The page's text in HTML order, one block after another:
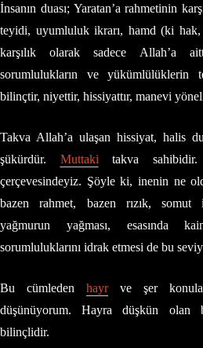
İnsanın duası; Yaratan’a rahmetinin
teyidi, uyumluluk ikrarı, hamd (ki hak,
karşılık olarak sadece Allah’a
sorumlulukların ve yükümlülüklerin
bilinçtir, niyettir, hissiyattır, manevi
Takva Allah’a ulaşan hissiyat, halis
şükürdür. Muttaki takva sahibidir.
çerçevesindeyiz. Şöyle ki, inenin ne
bazen rahmet, bazen rızık, somut
yağmurun yağması, esasında
sorumluluklarını idrak etmesi de bu
Bu cümleden hayrve şer
düşünüyorum. Hayra düşkün olan
bilinçlidir.